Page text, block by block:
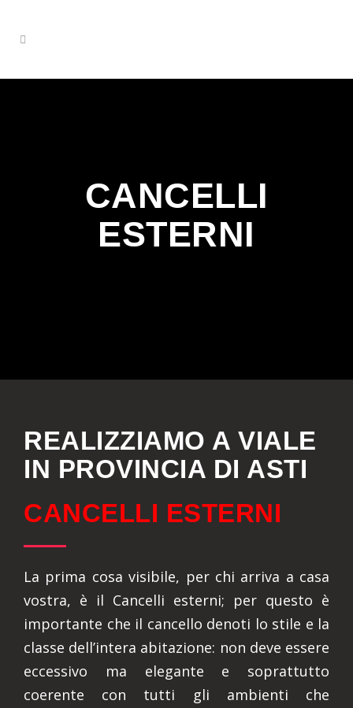
CANCELLI
ESTERNI
REALIZZIAMO A VIALE
IN PROVINCIA DI ASTI
CANCELLI ESTERNI
La prima cosa visibile, per chi arriva a casa
vostra, è il Cancelli esterni; per questo è
importante che il cancello denoti lo stile e la
classe dell’intera abitazione: non deve essere
eccessivo ma elegante e soprattutto
coerente con tutti gli ambienti che